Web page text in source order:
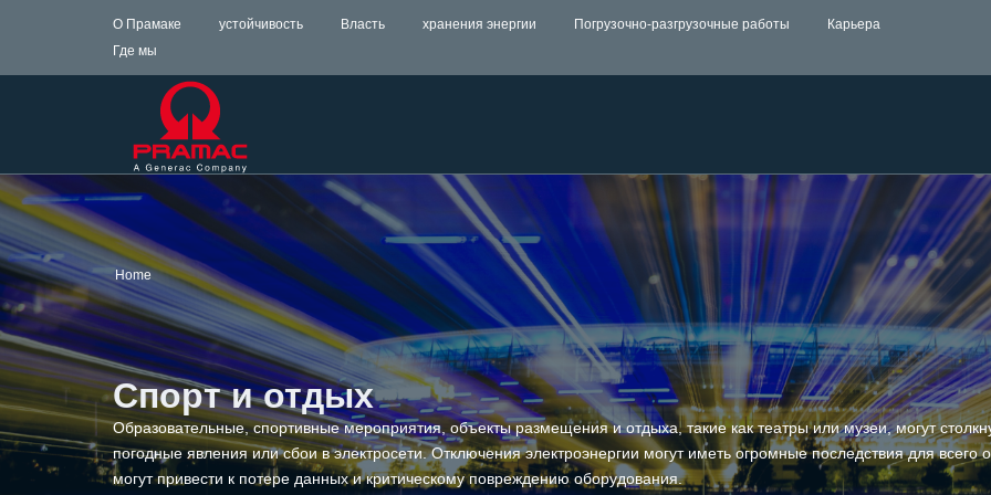
О Прамаке устойчивость Власть хранения энергии Погрузочно-разгрузочные работы
Карьера
Где мы
Home
Спорт и отдых
Образовательные, спортивные мероприятия, объекты размещения и отдыха, такие как театры или музеи, могут
погодные явления или сбои в электросети. Отключения электроэнергии могут иметь огромные последствия для
могут привести к потере данных и критическому повреждению оборудования.